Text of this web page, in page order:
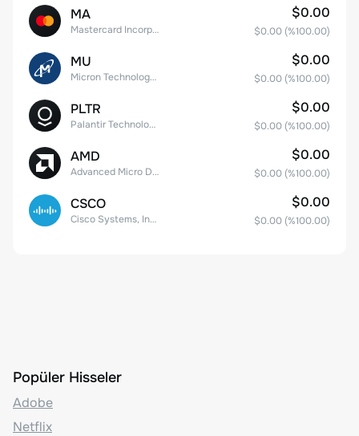
MA
Mastercard Incorporated
$0.00
$0.00 (%100.00)
MU
Micron Technology, Inc.
$0.00
$0.00 (%100.00)
PLTR
Palantir Technologies Inc. Class A Common Stock
$0.00
$0.00 (%100.00)
AMD
Advanced Micro Devices
$0.00
$0.00 (%100.00)
CSCO
Cisco Systems, Inc. Common Stock (DE)
$0.00
$0.00 (%100.00)
Popüler Hisseler
Adobe
Netflix